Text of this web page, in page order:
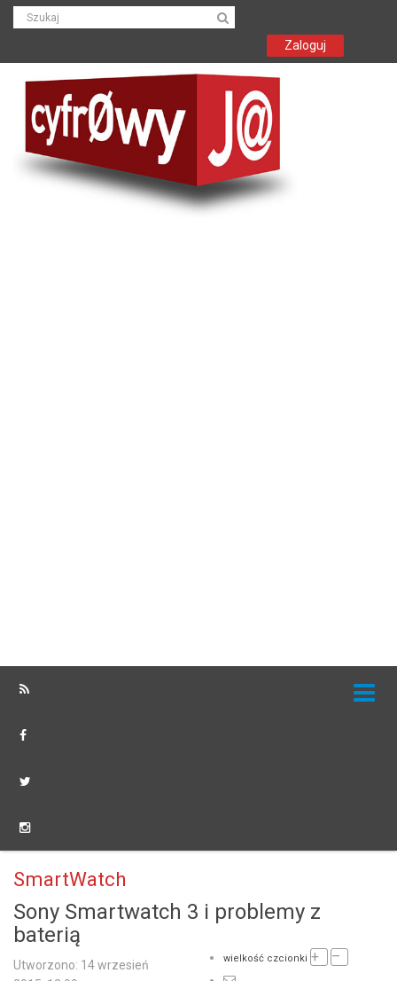
Zaloguj
SmartWatch
Sony Smartwatch 3 i problemy z
baterią
wielkość czcionki + –
Utworzono: 14 wrzesień